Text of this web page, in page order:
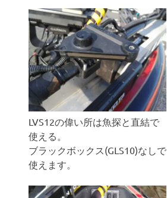
LVS12の偉い所は魚探と直結で
使える。
ブラックボックス(GLS10)なしで
使えます。